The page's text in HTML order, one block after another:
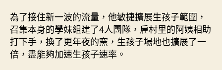
為了接住新一波的流量，他敏捷擴展生孩子範圍，
召集本身的學妹組建了4人團隊，雇村里的阿姨相助
打下手，換了更年夜的窯，生孩子場地也擴展了一
倍，盡能夠加速生孩子速率。